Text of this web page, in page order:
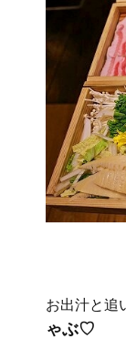
お出汁と追
ゃぶ♡